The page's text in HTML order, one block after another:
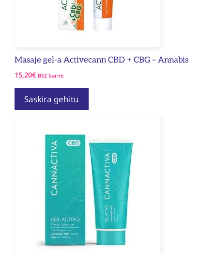
Masaje gel-a Activecann CBD + CBG – Annabis
15,20€ BEZ barne
Saskira gehitu